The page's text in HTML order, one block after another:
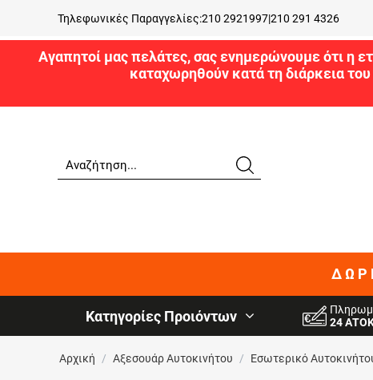
Τηλεφωνικές Παραγγελίες:210 2921997|210 291 4326
Αγαπητοί μας πελάτες, σας ενημερώνουμε ότι η
καταχωρηθούν κατά τη διάρκεια
Κατηγορίες Προιόντων
24
Αρχική / Αξεσουάρ Αυτοκινήτου / Εσωτερικό